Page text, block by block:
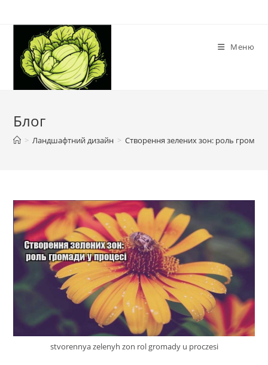
Меню
Блог
> Ландшафтний дизайн > Створення зелених зон: роль
stvorennya zelenyh zon rol gromady u proczesi